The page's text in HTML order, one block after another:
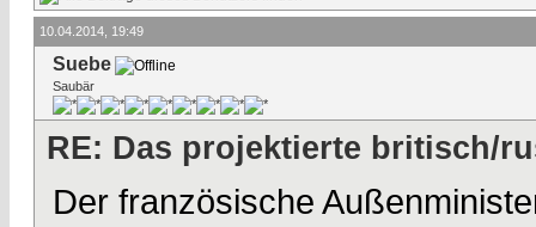
10.04.2014, 19:49
Suebe
Saubär
RE: Das projektierte britisch/
Der französische